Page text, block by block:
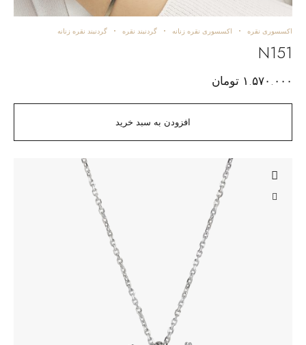
افزودن به سبد خرید
اکسسوری نقره اکسسوری نقره زنانه گردنبند نقره گردنبند نقره زنانه
N151
۱.۵۷۰.۰۰۰ تومان